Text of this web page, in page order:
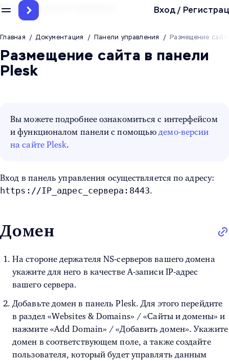
Вход/
Инструкции для серверов
Главная / Документация / Панели управления / Размещение
Размещение сайта в панели
Plesk
Вы можете подробнее ознакомиться с интерфейсом
и функционалом панели с помощьюдемо-версии
на сайте Plesk.
Вход в панель управления осуществляется по адресу:
https://IP_адрес_сервера:8443.
Домен
На стороне держателя NS-серверов вашего домена
укажите для него в качестве А-записи IP-адрес
вашего сервера.
Добавьте домен в панель Plesk. Для этого перейдите
в раздел «Websites & Domains» / «Сайты и домены» и
нажмите «Add Domain» / «Добавить домен». Укажите
домен в соответствующем поле, а также создайте
пользователя, который будет управлять данным